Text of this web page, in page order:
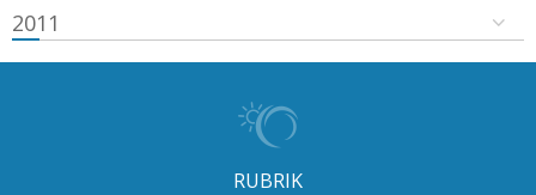
2011
RUBRIK